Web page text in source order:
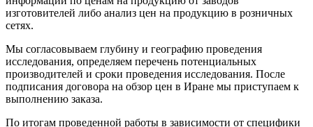
изготовителей либо анализ цен на продукцию в розничных
сетях.
Мы согласовываем глубину и географию проведения
исследования, определяем перечень потенциальных
производителей и сроки проведения исследования. После
подписания договора на обзор цен в Иране мы приступаем к
выполнению заказа.
По итогам проведенной работы в зависимости от специфики